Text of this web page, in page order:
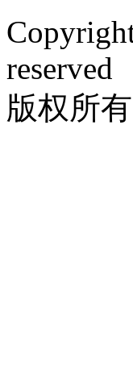
reserved
版权所